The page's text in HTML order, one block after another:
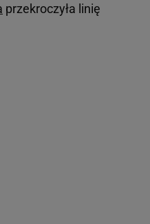
przekroczyła linię